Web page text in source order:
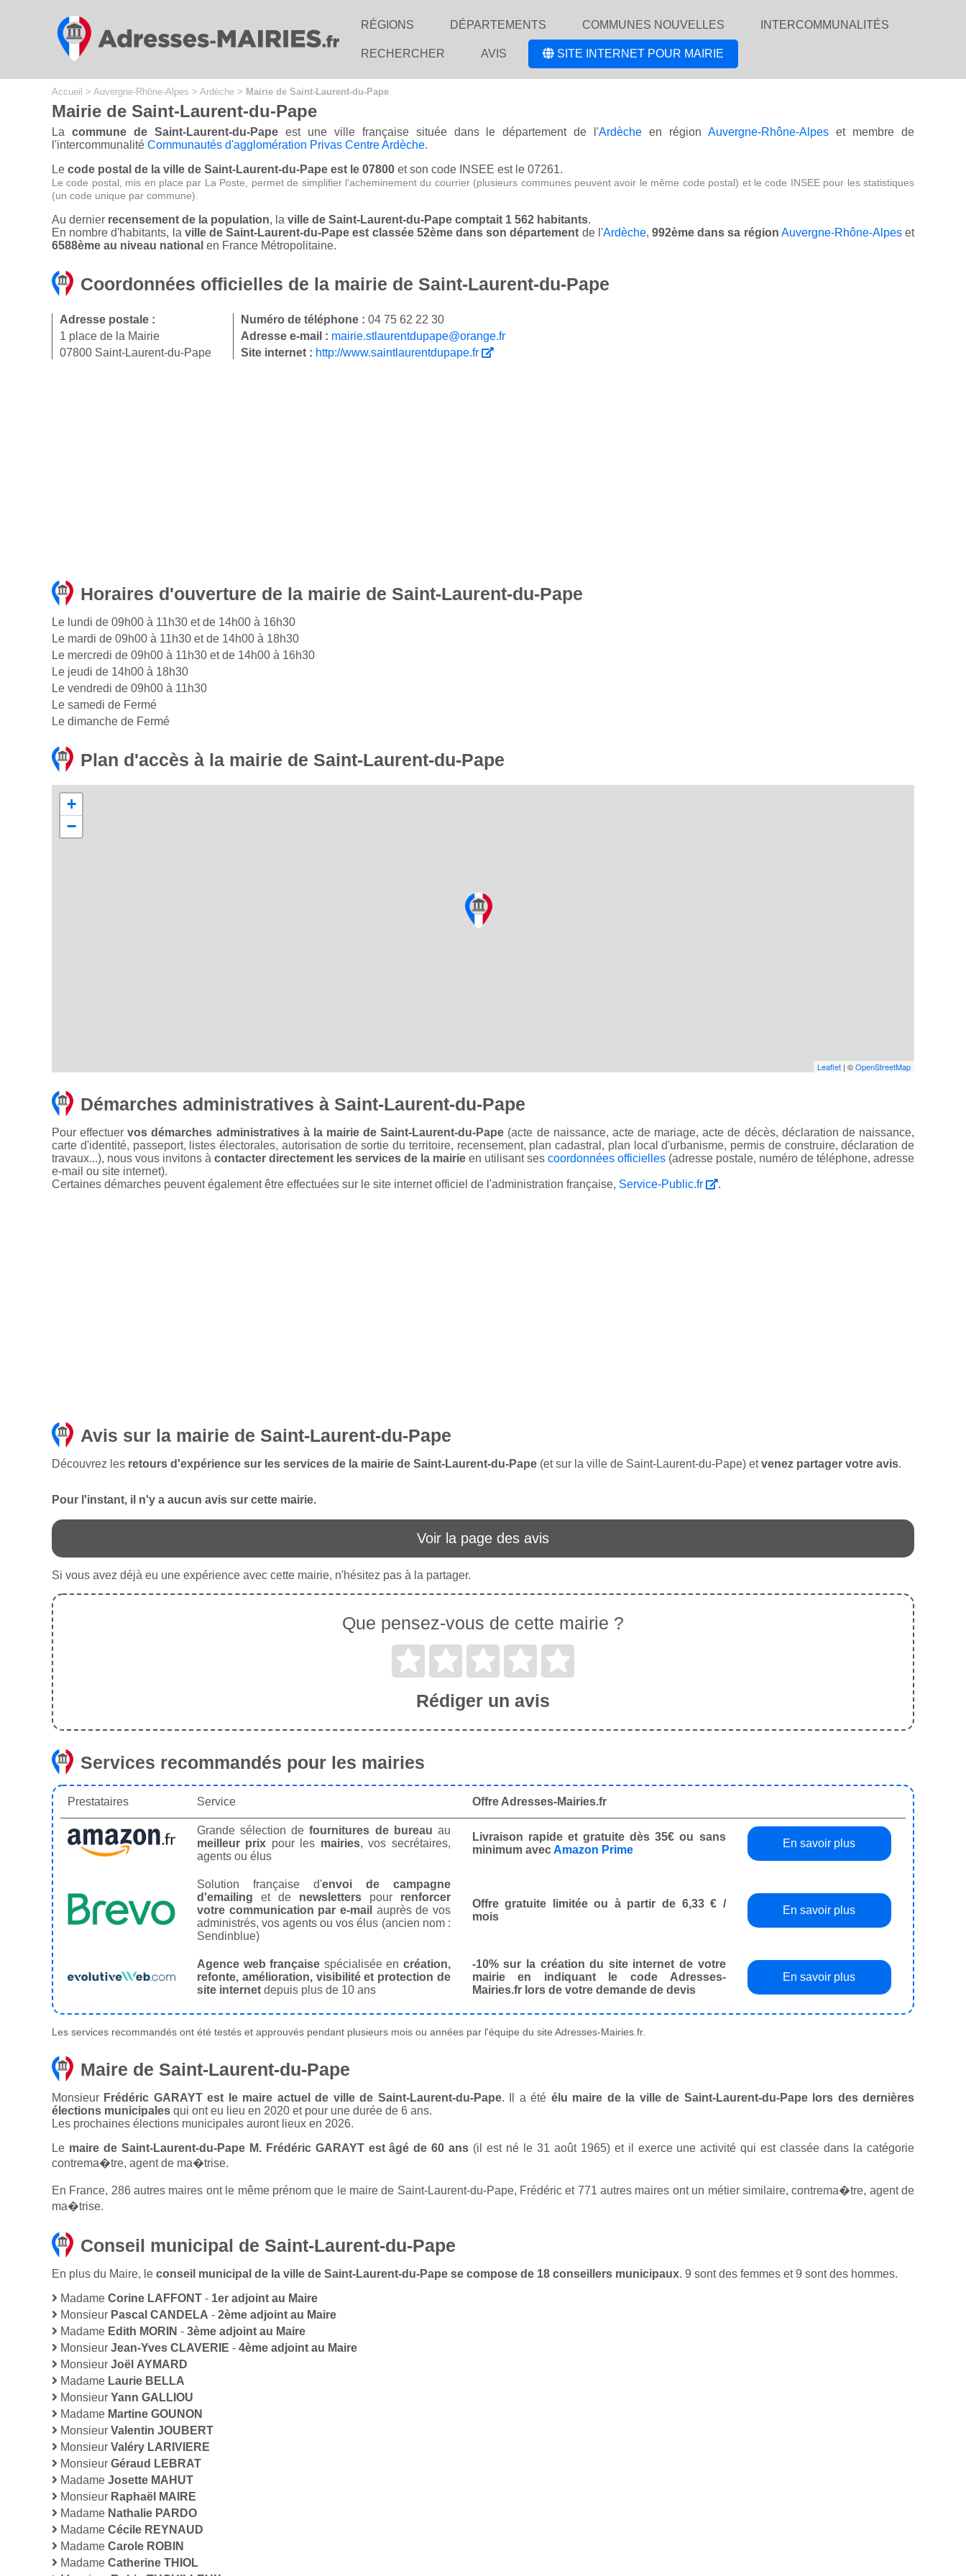
RÉGIONS DÉPARTEMENTS COMMUNES NOUVELLES INTERCOMMUNALITÉS
RECHERCHER AVIS SITE INTERNET POUR MAIRIE
Accueil > Auvergne-Rhône-Alpes > Ardèche > Mairie de Saint-Laurent-du-Pape
Mairie de Saint-Laurent-du-Pape
La commune de Saint-Laurent-du-Papeest une ville française située dans le département de l'Ardèche en régionAuvergne-Rhône-Alpes et membre de
l'intercommunalité Communautés d'agglomération Privas Centre Ardèche.
Le code postal de la ville de Saint-Laurent-du-Pape est le 07800 et son code INSEE est le 07261.
Le code postal, mis en place par La Poste, permet de simplifier l'acheminement du courrier (plusieurs communes peuvent avoir le même code postal) et le code INSEE pour les statistiques
(un code unique par commune).
Au dernier recensement de la population, la ville de Saint-Laurent-du-Pape comptait 1 562 habitants.
En nombre d'habitants, la ville de Saint-Laurent-du-Pape est classée 52ème dans son département de l'Ardèche,992ème dans sa région Auvergne-Rhône-Alpeset
6588ème au niveau national en France Métropolitaine.
Coordonnées officielles de la mairie de Saint-Laurent-du-Pape
Adresse postale :
1 place de la Mairie
07800 Saint-Laurent-du-Pape
Numéro de téléphone : 04 75 62 22 30
Adresse e-mail : mairie.stlaurentdupape@orange.fr
Site internet : http://www.saintlaurentdupape.fr
Horaires d'ouverture de la mairie de Saint-Laurent-du-Pape
Le lundi de 09h00 à 11h30 et de 14h00 à 16h30
Le mardi de 09h00 à 11h30 et de 14h00 à 18h30
Le mercredi de 09h00 à 11h30 et de 14h00 à 16h30
Le jeudi de 14h00 à 18h30
Le vendredi de 09h00 à 11h30
Le samedi de Fermé
Le dimanche de Fermé
Plan d'accès à la mairie de Saint-Laurent-du-Pape
+
−
Leaflet | ©OpenStreetMap
Démarches administratives à Saint-Laurent-du-Pape
Pour effectuervos démarches administratives à la mairie de Saint-Laurent-du-Pape (acte de naissance, acte de mariage, acte de décès, déclaration de naissance,
carte d'identité, passeport, listes électorales, autorisation de sortie du territoire, recensement, plan cadastral, plan local d'urbanisme, permis de construire, déclaration de
travaux...), nous vous invitons à contacter directement les services de la mairie en utilisant ses coordonnées officielles (adresse postale, numéro de téléphone, adresse
e-mail ou site internet).
Certaines démarches peuvent également être effectuées sur le site internet officiel de l'administration française, Service-Public.fr .
Avis sur la mairie de Saint-Laurent-du-Pape
Découvrez les retours d'expérience sur les services de la mairie de Saint-Laurent-du-Pape (et sur la ville de Saint-Laurent-du-Pape) etvenez partager votre avis.
Pour l'instant, il n'y a aucun avis sur cette mairie.
Voir la page des avis
Si vous avez déjà eu une expérience avec cette mairie, n'hésitez pas à la partager.
Que pensez-vous de cette mairie ?
Rédiger un avis
Services recommandés pour les mairies
Prestataires Service Offre Adresses-Mairies.fr
Grande sélection defournitures de bureau au
meilleur prix pour les mairies, vos secrétaires,
agents ou élus
Livraison rapide et gratuite dès 35€ ou sans
minimum avecAmazon Prime
En savoir plus
Solution française d'envoi de campagne
d'emailing et de newsletterspour renforcer
votre communication par e-mail auprès de vos
administrés, vos agents ou vos élus (ancien nom :
Sendinblue)
Offre gratuite limitée ou à partir de 6,33 € /
mois
En savoir plus
Agence web française spécialisée en création,
refonte, amélioration, visibilité et protection de
site internet depuis plus de 10 ans
-10% sur la création du site internet de votre
mairie en indiquant le code Adresses-
Mairies.fr lors de votre demande de devis
En savoir plus
Les services recommandés ont été testés et approuvés pendant plusieurs mois ou années par l'équipe du site Adresses-Mairies.fr.
Maire de Saint-Laurent-du-Pape
Monsieur Frédéric GARAYT est le maire actuel de ville de Saint-Laurent-du-Pape. Il a été élu maire de la ville de Saint-Laurent-du-Pape lors des dernières
élections municipales qui ont eu lieu en 2020 et pour une durée de 6 ans.
Les prochaines élections municipales auront lieux en 2026.
Le maire de Saint-Laurent-du-Pape M. Frédéric GARAYT est âgé de 60 ans (il est né le 31 août 1965) et il exerce une activité qui est classée dans la catégorie
contrema�tre, agent de ma�trise.
En France, 286 autres maires ont le même prénom que le maire de Saint-Laurent-du-Pape, Frédéric et 771 autres maires ont un métier similaire, contrema�tre, agent de
ma�trise.
Conseil municipal de Saint-Laurent-du-Pape
En plus du Maire, le conseil municipal de la ville de Saint-Laurent-du-Pape se compose de 18 conseillers municipaux. 9 sont des femmes et 9 sont des hommes.
Madame Corine LAFFONT - 1er adjoint au Maire
Monsieur Pascal CANDELA - 2ème adjoint au Maire
Madame Edith MORIN - 3ème adjoint au Maire
Monsieur Jean-Yves CLAVERIE - 4ème adjoint au Maire
Monsieur Joël AYMARD
Madame Laurie BELLA
Monsieur Yann GALLIOU
Madame Martine GOUNON
Monsieur Valentin JOUBERT
Monsieur Valéry LARIVIERE
Monsieur Géraud LEBRAT
Madame Josette MAHUT
Monsieur Raphaël MAIRE
Madame Nathalie PARDO
Madame Cécile REYNAUD
Madame Carole ROBIN
Madame Catherine THIOL